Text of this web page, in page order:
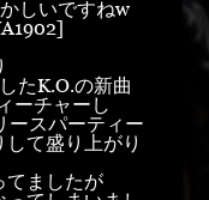
しいですねw
たK.O.の新曲
ーチャーし
ースパーティー
て盛り上がり
てましたが